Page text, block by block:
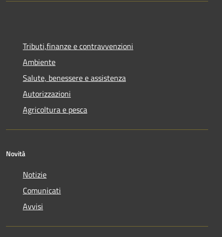
Tributi,finanze e contravvenzioni
Ambiente
Salute, benessere e assistenza
Autorizzazioni
Agricoltura e pesca
Novità
Notizie
Comunicati
Avvisi